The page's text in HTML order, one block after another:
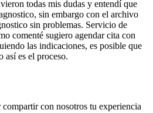
todas mis dudas y entendí que
sin embargo con el archivo
sin problemas. Servicio de
comenté sugiero agendar cita con
las indicaciones, es posible que
así es el proceso.
con nosotros tu experiencia